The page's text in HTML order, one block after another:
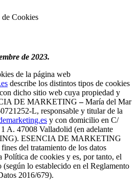
Cookies
de 2023.
de la página web
describe los distintos tipos de cookies
dicho sitio web cuya propiedad y
DE MARKETING –María del Mar
L, responsable y titular de la
y con domicilio en C/
A. 47008 Valladolid (en adelante
ESENCIA DE MARKETING
del tratamiento de los datos
Política de cookies y es, por tanto, el
(según lo establecido en el Reglamento
2016/679).